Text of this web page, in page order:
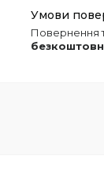
повернення